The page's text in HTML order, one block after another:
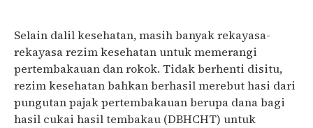
Selain dalil kesehatan, masih banyak rekayasa-
rekayasa rezim kesehatan untuk memerangi
pertembakauan dan rokok. Tidak berhenti disitu,
rezim kesehatan bahkan berhasil merebut hasi dari
pungutan pajak pertembakauan berupa dana bagi
hasil cukai hasil tembakau (DBHCHT) untuk